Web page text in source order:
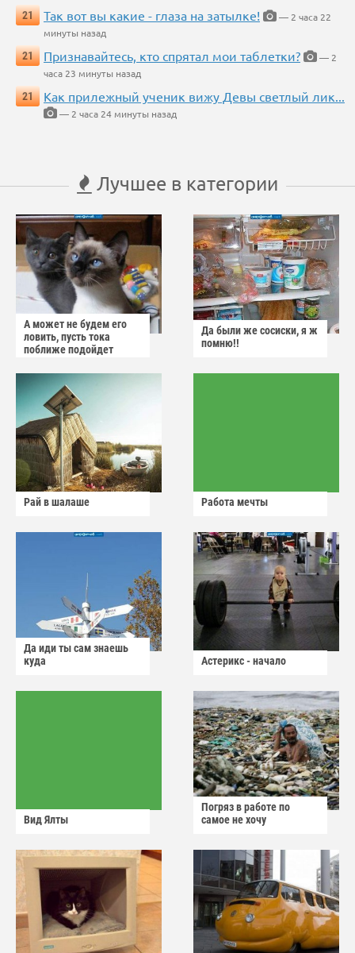
21
Так вот вы какие - глаза на затылке!
— 2 часа 22
минуты назад
21
Признавайтесь, кто спрятал мои таблетки?
— 2
часа 23 минуты назад
21
Как прилежный ученик вижу Девы светлый лик...
— 2 часа 24 минуты назад
Лучшее в категории
А может не будем его
ловить, пусть тока
поближе подойдет
Да были же сосиски, я ж
помню!!
Рай в шалаше Работа мечты
Да иди ты сам знаешь
куда
Астерикс - начало
Вид Ялты
Погряз в работе по
самое не хочу